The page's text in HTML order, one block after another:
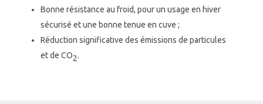
Bonne résistance au froid, pour un usage en hiver
sécurisé et une bonne tenue en cuve ;
Réduction significative des émissions de particules
et de CO2.